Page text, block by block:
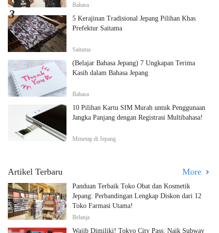
Bahasa
5 Kerajinan Tradisional Jepang Pilihan Khas
Prefektur Saitama
Saitama
(Belajar Bahasa Jepang) 7 Ungkapan Terima
Kasih dalam Bahasa Jepang
Bahasa
10 Pilihan Kartu SIM Murah untuk Penggunaan
Jangka Panjang dengan Registrasi Multibahasa!
Menetap di Jepang
Artikel Terbaru More
Panduan Terbaik Toko Obat dan Kosmetik
Jepang: Perbandingan Lengkap Diskon dari 12
Toko Farmasi Utama!
Belanja
Wajib Dimiliki! Tokyo City Pass: Naik Subway